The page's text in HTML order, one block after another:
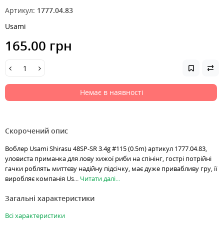
Артикул: 1777.04.83
Usami
165.00 грн
Немає в наявності
Скорочений опис
Воблер Usami Shirasu 48SP-SR 3.4g #115 (0.5m) артикул 1777.04.83,
уловиста приманка для лову хижої риби на спінінг, гострі потрійні
гачки роблять миттєву надійну підсічку, має дуже привабливу гру, її
виробляє компанія Us... Читати далі...
Загальні характеристики
Всі характеристики